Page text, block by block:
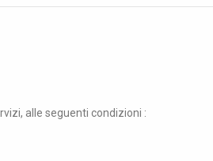
alle seguenti condizioni :